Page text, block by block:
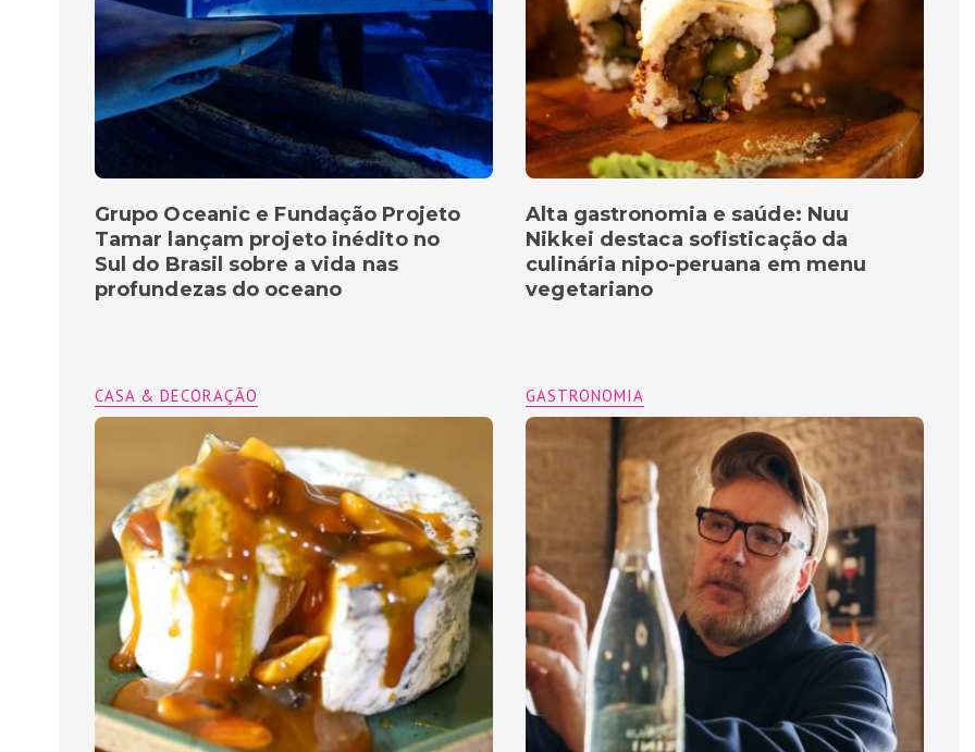
Alta gastronomia e saúde: Nuu
Nikkei destaca sofisticação da
culinária nipo-peruana em menu
vegetariano
Grupo Oceanic e Fundação Projeto
Tamar lançam projeto inédito no
Sul do Brasil sobre a vida nas
profundezas do oceano
GASTRONOMIA
CASA & DECORAÇÃO